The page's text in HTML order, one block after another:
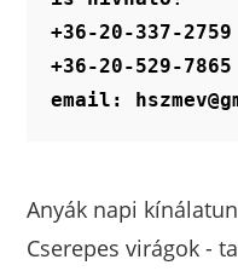
+36-20-337-2759
+36-20-529-7865
email:
Anyák napi
Cserepes virágok -